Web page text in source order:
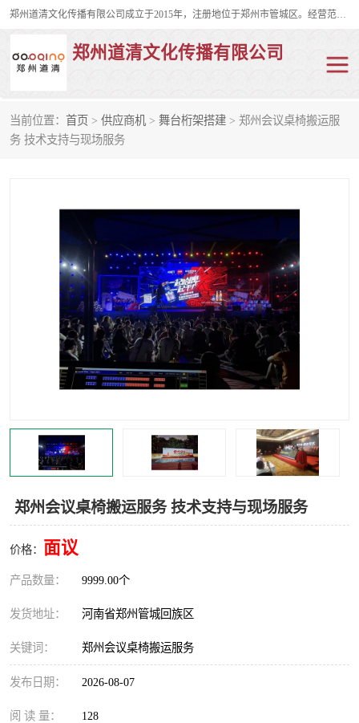
郑州道清文化传播有限公司成立于2015年，注册地位于郑州市管城区。经营范围包括会议及展览服务、庆典礼仪策划、企业形象策划、企业管理咨询、计算机图文设计、制作等。主要产品服务有：舞台桁架搭建，背景板搭建，灯光音响，雷亚舞台搭建、龙门架搭建、会议桌椅租赁、灯光音响租赁、空飘出租、气柱拱门租赁、喷绘写真制作、kt板制作。
郑州道清文化传播有限公司
当前位置： 首页 > 供应商机 > 舞台桁架搭建 > 郑州会议桌椅搬运服
务 技术支持与现场服务
郑州会议桌椅搬运服务 技术支持与现场服务
价格： 面议
产品数量： 9999.00个
发货地址： 河南省郑州管城回族区
关键词： 郑州会议桌椅搬运服务
发布日期： 2026-08-07
阅 读 量： 128
舞台桁架搭建
truss架出租
kt板制作 场地布置
背景板搭建 雷亚舞台搭建
龙门架搭建 会议桌椅租赁
灯光音响租赁 空飘出租